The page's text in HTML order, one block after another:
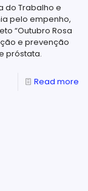
do Trabalho e
pelo empenho,
“Outubro Rosa
e prevenção
próstata.
Read more